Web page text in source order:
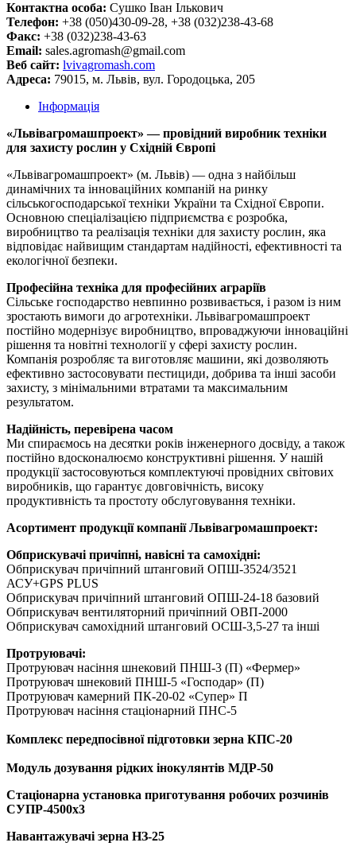
Контактна особа: Сушко Іван Ількович
Телефон: +38 (050)430-09-28, +38 (032)238-43-68
Факс: +38 (032)238-43-63
Email: sales.agromash@gmail.com
Веб сайт: lvivagromash.com
Адреса: 79015, м. Львів, вул. Городоцька, 205
Інформація
«Львівагромашпроект» — провідний виробник техніки
для захисту рослин у Східній Європі
«Львівагромашпроект» (м. Львів) — одна з найбільш
динамічних та інноваційних компаній на ринку
сільськогосподарської техніки України та Східної Європи.
Основною спеціалізацією підприємства є розробка,
виробництво та реалізація техніки для захисту рослин, яка
відповідає найвищим стандартам надійності, ефективності та
екологічної безпеки.
Професійна техніка для професійних аграріїв
Сільське господарство невпинно розвивається, і разом із ним
зростають вимоги до агротехніки. Львівагромашпроект
постійно модернізує виробництво, впроваджуючи інноваційні
рішення та новітні технології у сфері захисту рослин.
Компанія розробляє та виготовляє машини, які дозволяють
ефективно застосовувати пестициди, добрива та інші засоби
захисту, з мінімальними втратами та максимальним
результатом.
Надійність, перевірена часом
Ми спираємось на десятки років інженерного досвіду, а також
постійно вдосконалюємо конструктивні рішення. У нашій
продукції застосовуються комплектуючі провідних світових
виробників, що гарантує довговічність, високу
продуктивність та простоту обслуговування техніки.
Асортимент продукції компанії Львівагромашпроект:
Обприскувачі причіпні, навісні та самохідні:
Обприскувач причіпний штанговий ОПШ-3524/3521
АСУ+GPS PLUS
Обприскувач причіпний штанговий ОПШ-24-18 базовий
Обприскувач вентиляторний причіпний ОВП-2000
Обприскувач самохідний штанговий ОСШ-3,5-27 та інші
Протруювачі:
Протруювач насіння шнековий ПНШ-3 (П) «Фермер»
Протруювач шнековий ПНШ-5 «Господар» (П)
Протруювач камерний ПК-20-02 «Супер» П
Протруювач насіння стаціонарний ПНС-5
Комплекс передпосівної підготовки зерна КПС-20
Модуль дозування рідких інокулянтів МДР-50
Стаціонарна установка приготування робочих розчинів
СУПР-4500х3
Навантажувачі зерна НЗ-25